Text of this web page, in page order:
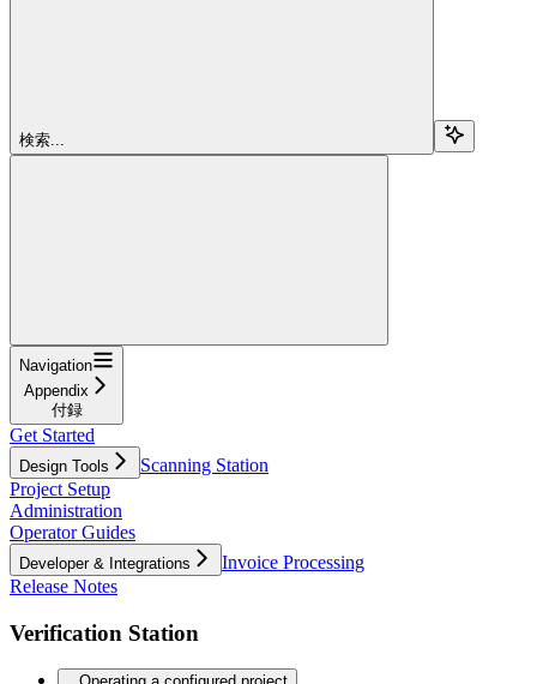
検索...
Navigation
Appendix
付録
Get Started
Design Tools
Scanning Station
Project Setup
Administration
Operator Guides
Developer & Integrations
Invoice Processing
Release Notes
Verification Station